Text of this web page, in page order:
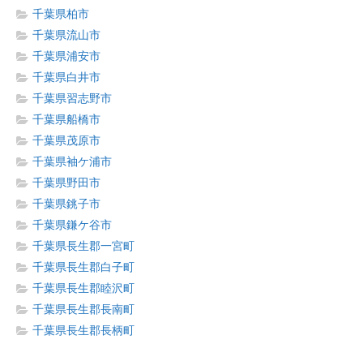
千葉県柏市
千葉県流山市
千葉県浦安市
千葉県白井市
千葉県習志野市
千葉県船橋市
千葉県茂原市
千葉県袖ケ浦市
千葉県野田市
千葉県銚子市
千葉県鎌ケ谷市
千葉県長生郡一宮町
千葉県長生郡白子町
千葉県長生郡睦沢町
千葉県長生郡長南町
千葉県長生郡長柄町